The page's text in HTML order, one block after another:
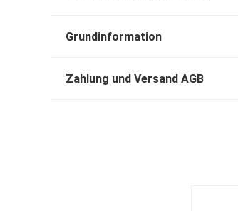
Grundinformation
Zahlung und Versand AGB